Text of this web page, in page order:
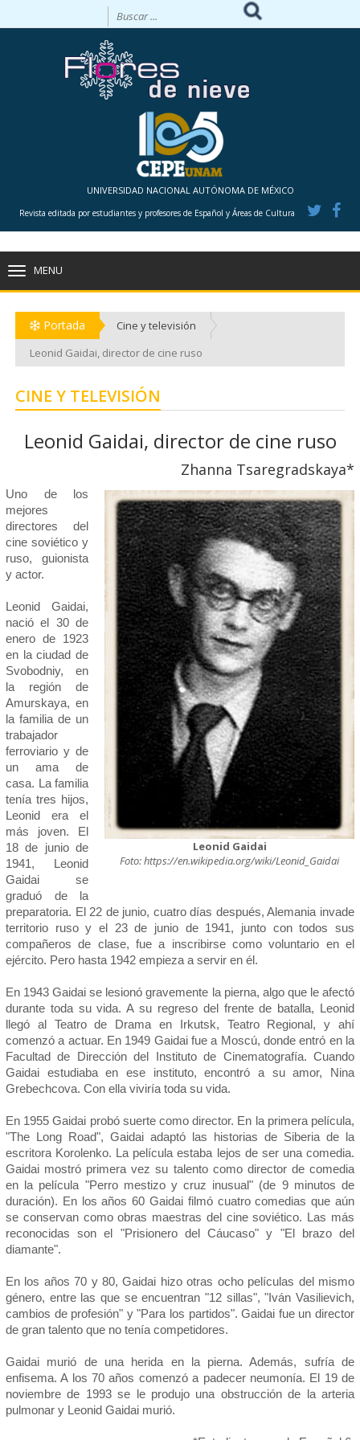
UNIVERSIDAD NACIONAL AUTÓNOMA DE MÉXICO
Revista editada por estudiantes y profesores de Español y Áreas de Cultura
MENU
Portada
Cine y televisión
Leonid Gaidai, director de cine ruso
CINE Y TELEVISIÓN
Leonid Gaidai, director de cine ruso
Zhanna Tsaregradskaya*
Leonid Gaidai
Foto: https://en.wikipedia.org/wiki/Leonid_Gaidai
Uno de los
mejores
directores del
cine soviético y
ruso, guionista
y actor.
Leonid Gaidai,
nació el 30 de
enero de 1923
en la ciudad de
Svobodniy, en
la región de
Amurskaya, en
la familia de un
trabajador
ferroviario y de
un ama de
casa. La familia
tenía tres hijos,
Leonid era el
más joven. El
18 de junio de
1941, Leonid
Gaidai se
graduó de la
preparatoria. El 22 de junio, cuatro días después, Alemania invade
territorio ruso y el 23 de junio de 1941, junto con todos sus
compañeros de clase, fue a inscribirse como voluntario en el
ejército. Pero hasta 1942 empieza a servir en él.
En 1943 Gaidai se lesionó gravemente la pierna, algo que le afectó
durante toda su vida. A su regreso del frente de batalla, Leonid
llegó al Teatro de Drama en Irkutsk, Teatro Regional, y ahí
comenzó a actuar. En 1949 Gaidai fue a Moscú, donde entró en la
Facultad de Dirección del Instituto de Cinematografía. Cuando
Gaidai estudiaba en ese instituto, encontró a su amor, Nina
Grebechcova. Con ella viviría toda su vida.
En 1955 Gaidai probó suerte como director. En la primera película,
"The Long Road", Gaidai adaptó las historias de Siberia de la
escritora Korolenko. La película estaba lejos de ser una comedia.
Gaidai mostró primera vez su talento como director de comedia
en la película "Perro mestizo y cruz inusual" (de 9 minutos de
duración). En los años 60 Gaidai filmó cuatro comedias que aún
se conservan como obras maestras del cine soviético. Las más
reconocidas son el "Prisionero del Cáucaso" y "El brazo del
diamante".
En los años 70 y 80, Gaidai hizo otras ocho películas del mismo
género, entre las que se encuentran "12 sillas", "Iván Vasilievich,
cambios de profesión" y "Para los partidos". Gaidai fue un director
de gran talento que no tenía competidores.
Gaidai murió de una herida en la pierna. Además, sufría de
enfisema. A los 70 años comenzó a padecer neumonía. El 19 de
noviembre de 1993 se le produjo una obstrucción de la arteria
pulmonar y Leonid Gaidai murió.